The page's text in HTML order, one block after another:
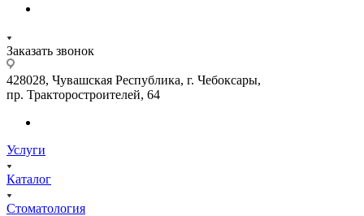
Заказать звонок
428028, Чувашская Республика, г. Чебоксары,
пр. Тракторостроителей, 64
Услуги
Каталог
Стоматология